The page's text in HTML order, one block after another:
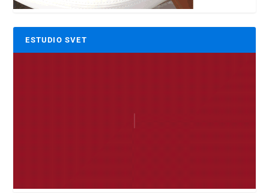
ESTUDIO SVET